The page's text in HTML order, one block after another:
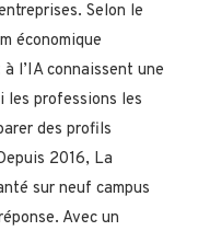
Selon le
économique
l’IA connaissent une
les professions les
des profils
2016, La
sur neuf campus
Avec un